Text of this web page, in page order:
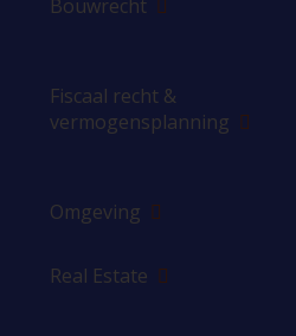
Bouwrecht
Fiscaal recht &
vermogensplanning
Omgeving
Real Estate